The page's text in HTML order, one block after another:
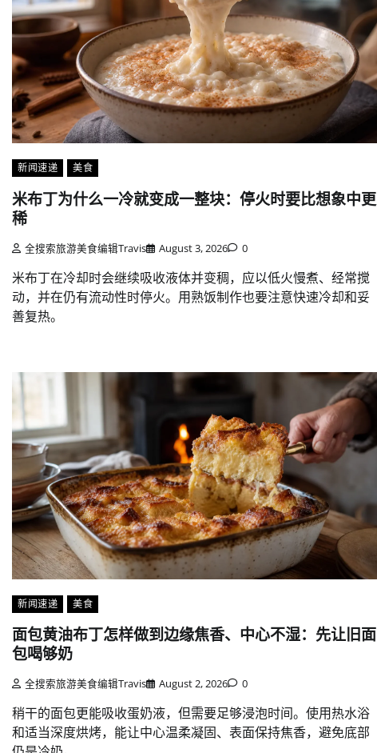
新闻速递 美食
米布丁为什么一冷就变成一整块：停火时要比想象中更
稀
全搜索旅游美食编辑Travis August 3, 2026 0
米布丁在冷却时会继续吸收液体并变稠，应以低火慢煮、经常搅
动，并在仍有流动性时停火。用熟饭制作也要注意快速冷却和妥
善复热。
新闻速递 美食
面包黄油布丁怎样做到边缘焦香、中心不湿：先让旧面
包喝够奶
全搜索旅游美食编辑Travis August 2, 2026 0
稍干的面包更能吸收蛋奶液，但需要足够浸泡时间。使用热水浴
和适当深度烘烤，能让中心温柔凝固、表面保持焦香，避免底部